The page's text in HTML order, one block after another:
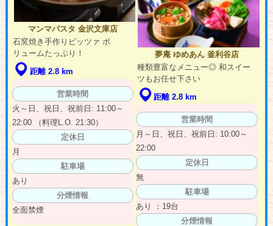
マンマパスタ 金沢文庫店
石窯焼き手作りピッツァ ボ
リュームたっぷり！
距離 2.8 km
営業時間
火～日、祝日、祝前日: 11:00～
22:00 （料理L.O. 21:30）
定休日
月
駐車場
あり
分煙情報
全面禁煙
夢庵 ゆめあん 釜利谷店
種類豊富なメニュー◎ 和スイー
ツもお任せ下さい
距離 2.8 km
営業時間
月～日、祝日、祝前日: 10:00～
22:00
定休日
無
駐車場
あり ：19台
分煙情報